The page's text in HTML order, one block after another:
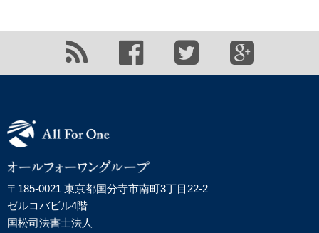
〒185-0021 東京都国分寺市南町3丁目22-2
ゼルコバビル4階
国松司法書士法人